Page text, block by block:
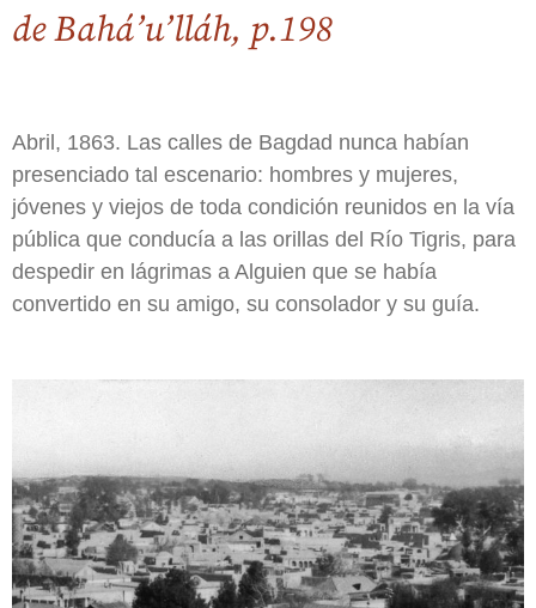
de Bahá’u’lláh, p.198
Abril, 1863. Las calles de Bagdad nunca habían
presenciado tal escenario: hombres y mujeres,
jóvenes y viejos de toda condición reunidos en la vía
pública que conducía a las orillas del Río Tigris, para
despedir en lágrimas a Alguien que se había
convertido en su amigo, su consolador y su guía.